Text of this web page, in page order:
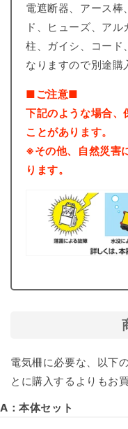
電遮断器、アース棒
ド、ヒューズ、ア
柱、ガイシ、コード
なりますので別途購
■ご注意■
下記のような場合、
ことがあります。
※その他、自然災害
ります。
電気柵に必要な、以下
とに購入するよりもお
A：本体セット